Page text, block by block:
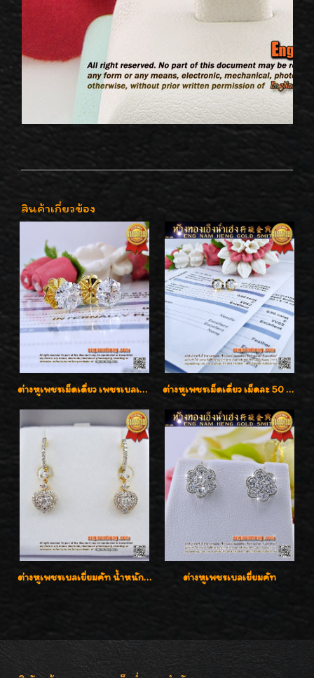
สินค้าเกี่ยวข้อง
ต่างหูเพชรเม็ดเดี่ยว เพชรเบลเยี่ยมคัท น้ำ 96 H-Color/IF & VVS2/3EX น้ำหนักเพชรรวม 1.83 กะรัต พร้อมใบเซอร์ LAB GIA & HRD เพชรสวยปิ๊ง ราคาขายส่งค่ะ ต่างหูเพชรเม็ดเดี่ยว เม็ดละ 50 สตางค์ คู่ละ 1 กะรัต เพชรเบลเยี่ยมคัท น้ำ 98 F-Color/ VVS2 / 3EX พร้อมใบเซอร์สถาบัน GIA มาตรฐานสากลค่ะ
ต่างหูเพชรเบลเยี่ยมคัท น้ำหนักเพชร 0.99 กะรัต ต่างหูห้อยตุ้งติ้งหัวใจสวยน่ารักใส่ได้ทุกวันค่ะ ต่างหูเพชรเบลเยี่ยมคัท